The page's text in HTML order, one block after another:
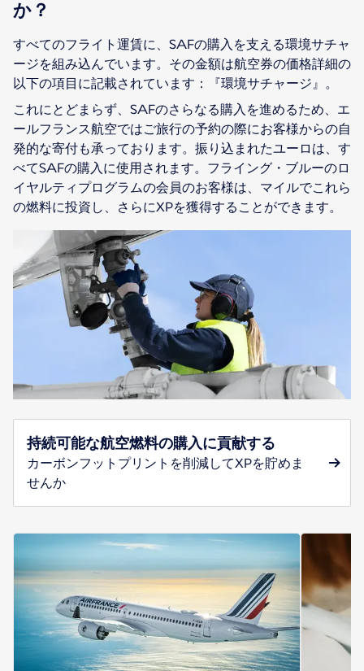
か？
すべてのフライト運賃に、SAFの購入を支える環境サチャ
ージを組み込んでいます。その金額は航空券の価格詳細の
以下の項目に記載されています：『環境サチャージ』。
これにとどまらず、SAFのさらなる購入を進めるため、エ
ールフランス航空ではご旅行の予約の際にお客様からの自
発的な寄付も承っております。振り込まれたユーロは、す
べてSAFの購入に使用されます。フライング・ブルーのロ
イヤルティプログラムの会員のお客様は、マイルでこれら
の燃料に投資し、さらにXPを獲得することができます。
持続可能な航空燃料の購入に貢献する
カーボンフットプリントを削減してXPを貯めま
せんか